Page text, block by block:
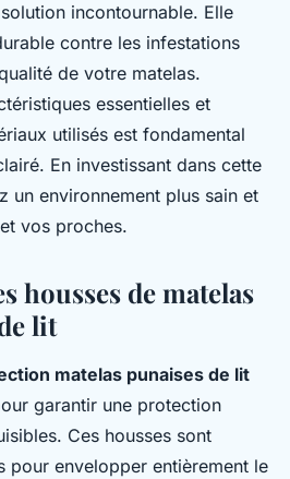
incontournable. Elle
contre les infestations
de votre matelas.
essentielles et
utilisés est fondamental
En investissant dans cette
un environnement plus sain et
vos proches.
housses de matelas
lit
matelas punaises de lit
garantir une protection
Ces housses sont
pour envelopper entièrement le